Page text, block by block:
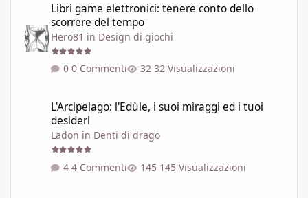
Libri game elettronici: tenere conto dello
scorrere del tempo
Hero81 in Design di giochi
0 Commenti 32 Visualizzazioni
L'Arcipelago: l'Edùle, i suoi miraggi ed i tuoi
desideri
Ladon in Denti di drago
4 Commenti 145 Visualizzazioni